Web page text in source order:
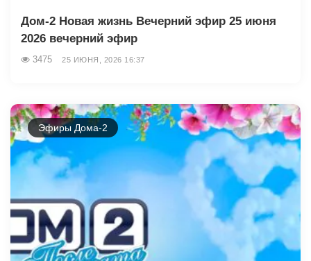
Дом-2 Новая жизнь Вечерний эфир 25 июня
2026 вечерний эфир
3475 25 ИЮНЯ, 2026 16:37
Эфиры Дома-2